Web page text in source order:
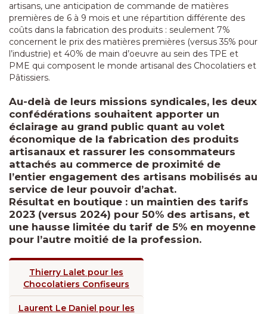
artisans, une anticipation de commande de matières
premières de 6 à 9 mois et une répartition différente des
coûts dans la fabrication des produits : seulement 7%
concernent le prix des matières premières (versus 35% pour
l’industrie) et 40% de main d’oeuvre au sein des TPE et
PME qui composent le monde artisanal des Chocolatiers et
Pâtissiers.
Au-delà de leurs missions syndicales, les deux
confédérations souhaitent apporter un
éclairage au grand public quant au volet
économique de la fabrication des produits
artisanaux et rassurer les consommateurs
attachés au commerce de proximité de
l’entier engagement des artisans mobilisés au
service de leur pouvoir d’achat.
Résultat en boutique : un maintien des tarifs
2023 (versus 2024) pour 50% des artisans, et
une hausse limitée du tarif de 5% en moyenne
pour l’autre moitié de la profession.
Thierry Lalet pour les
Chocolatiers Confiseurs
Laurent Le Daniel pour les